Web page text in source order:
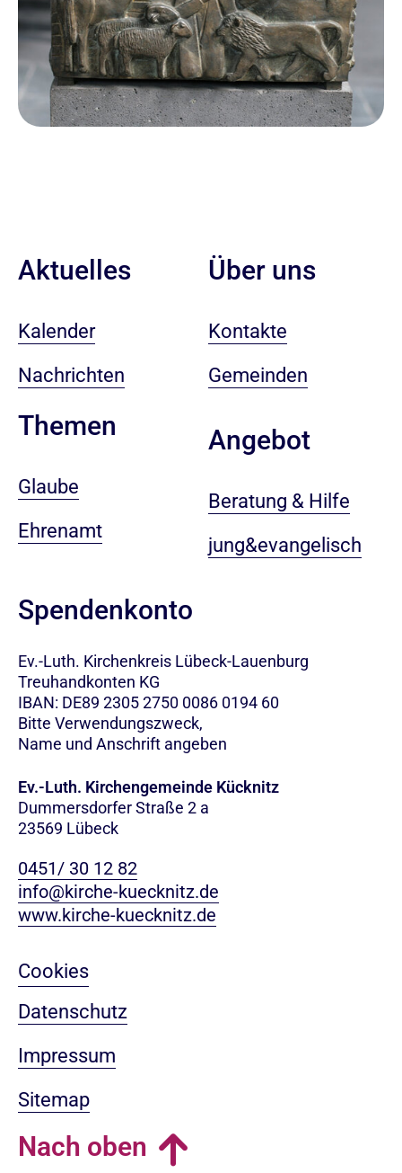
Aktuelles
Kalender
Nachrichten
Themen
Glaube
Ehrenamt
Über uns
Kontakte
Gemeinden
Angebot
Beratung & Hilfe
jung&evangelisch
Spendenkonto
Ev.-Luth. Kirchenkreis Lübeck-Lauenburg
Treuhandkonten KG
IBAN: DE89 2305 2750 0086 0194 60
Bitte Verwendungszweck,
Name und Anschrift angeben
Ev.-Luth. Kirchengemeinde Kücknitz
Dummersdorfer Straße 2 a
23569 Lübeck
0451/ 30 12 82
info@kirche-kuecknitz.de
www.kirche-kuecknitz.de
Cookies
Datenschutz
Impressum
Sitemap
Nach oben